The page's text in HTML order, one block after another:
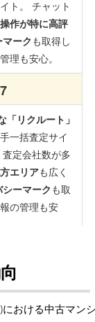
)における中古マン